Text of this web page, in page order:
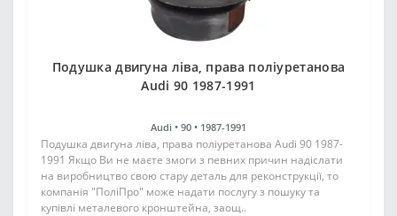
Подушка двигуна ліва, права поліуретанова
Audi 90 1987-1991
Audi • 90 • 1987-1991
Подушка двигуна ліва, права поліуретанова Audi 90 1987-
1991 Якщо Ви не маєте змоги з певних причин надіслати
на виробництво свою стару деталь для реконструкції, то
компанія "ПоліПро" може надати послугу з пошуку та
купівлі металевого кронштейна, заощ..